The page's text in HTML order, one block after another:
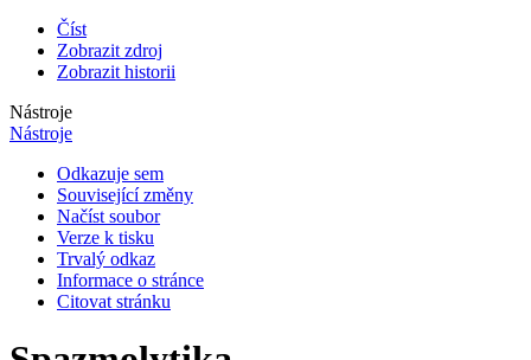
Číst
Zobrazit zdroj
Zobrazit historii
Nástroje
Nástroje
Odkazuje sem
Související změny
Načíst soubor
Verze k tisku
Trvalý odkaz
Informace o stránce
Citovat stránku